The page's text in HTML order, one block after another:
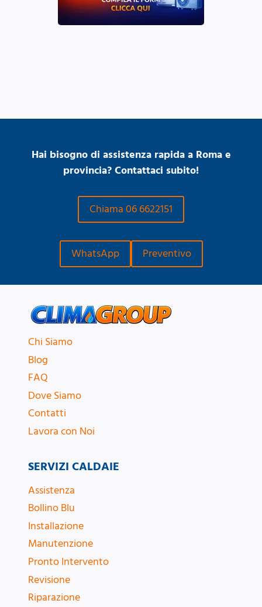
Hai bisogno di assistenza rapida a Roma e
provincia? Contattaci subito!
Chiama 06 6622151
WhatsApp Preventivo
Chi Siamo
Blog
FAQ
Dove Siamo
Contatti
Lavora con Noi
SERVIZI CALDAIE
Assistenza
Bollino Blu
Installazione
Manutenzione
Pronto Intervento
Revisione
Riparazione